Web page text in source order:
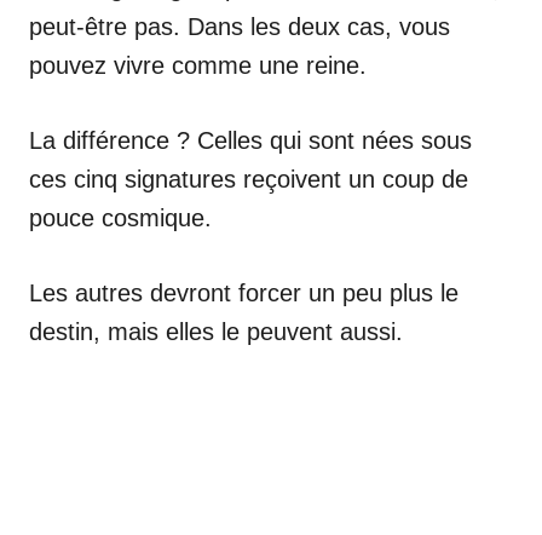
peut-être pas. Dans les deux cas, vous
pouvez vivre comme une reine.
La différence ? Celles qui sont nées sous
ces cinq signatures reçoivent un coup de
pouce cosmique.
Les autres devront forcer un peu plus le
destin, mais elles le peuvent aussi.